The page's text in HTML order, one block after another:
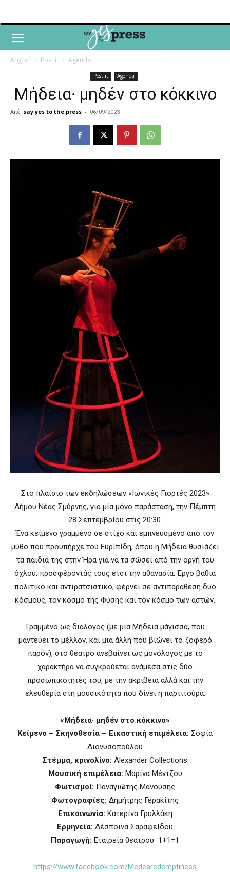
Αρχική Post it Agenda
Post it Agenda
Μήδεια∙ μηδέν στο κόκκινο
Από say yes to the press - 06/09/2023
Στο πλαίσιο των εκδηλώσεων «Ιωνικές Γιορτές 2023»
Δήμου Νέας Σμύρνης, για μία μόνο παράσταση, την Πέμπτη
28 Σεπτεμβρίου στις 20:30.
Ένα κείμενο γραμμένο σε στίχο και εμπνευσμένο από τον
μύθο που προϋπήρχε του Ευριπίδη, όπου η Μήδεια θυσιάζει
τα παιδιά της στην Ήρα για να τα σώσει από την οργή του
όχλου, προσφέροντάς τους έτσι την αθανασία. Έργο βαθιά
πολιτικό και αντιρατσιστικό, φέρνει σε αντιπαράθεση δύο
κόσμους, τον κόσμο της Φύσης και τον κόσμο των αστών.
Γραμμένο ως διάλογος (με μία Μήδεια μάγισσα, που
μαντεύει το μέλλον, και μια άλλη που βιώνει το ζοφερό
παρόν), στο θέατρο ανεβαίνει ως μονόλογος με το
χαρακτήρα να συγκρούεται ανάμεσα στις δύο
προσωπικότητές του, με την ακρίβεια αλλά και την
ελευθερία στη μουσικότητα που δίνει η παρτιτούρα.
«Μήδεια∙ μηδέν στο κόκκινο»
Κείμενο – Σκηνοθεσία – Εικαστική επιμέλεια: Σοφία
Διονυσοπούλου
Στέμμα, κρινολίνο: Alexander Collections
Μουσική επιμέλεια: Μαρίνα Μέντζου
Φωτισμοί: Παναγιώτης Μανούσης
Φωτογραφίες: Δημήτρης Γερακίτης
Επικοινωνία: Κατερίνα Γρυλλάκη
Ερμηνεία: Δέσποινα Σαραφείδου
Παραγωγή: Εταιρεία θεάτρου 1+1=1
https://www.facebook.com/Medearedemptiness